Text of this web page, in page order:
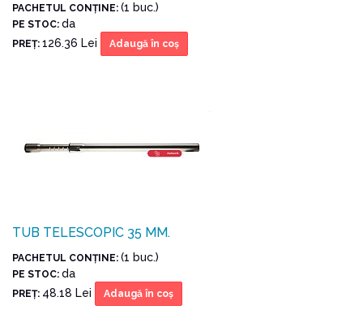
PACHETUL CONŢINE: (1 buc.)
PE STOC: da
PREŢ: 126.36 Lei Adaugă în coş
TUB TELESCOPIC 35 MM.
PACHETUL CONŢINE: (1 buc.)
PE STOC: da
PREŢ: 48.18 Lei Adaugă în coş